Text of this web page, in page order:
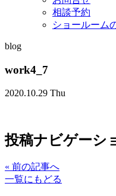
相談予約
ショールーム
blog
work4_7
2020.10.29 Thu
投稿ナビゲーシ
« 前の記事へ
一覧にもどる